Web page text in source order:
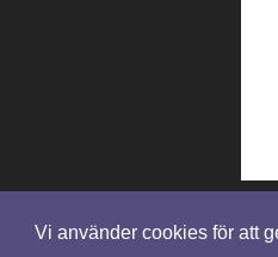
Vi använder cookies för att